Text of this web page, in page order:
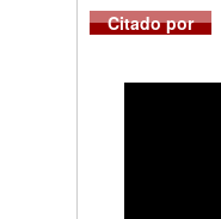
Citado por